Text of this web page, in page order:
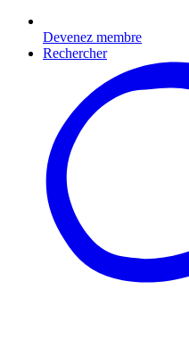
Devenez membre
Rechercher